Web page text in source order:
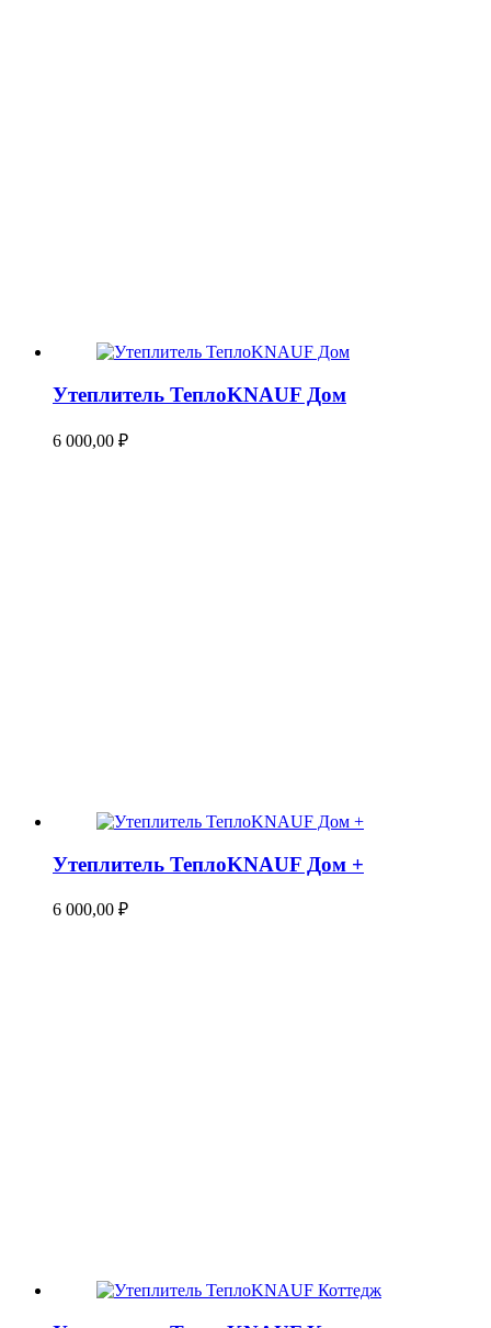
Утеплитель ТеплоKNAUF Дом
6 000,00 ₽
Утеплитель ТеплоKNAUF Дом +
6 000,00 ₽